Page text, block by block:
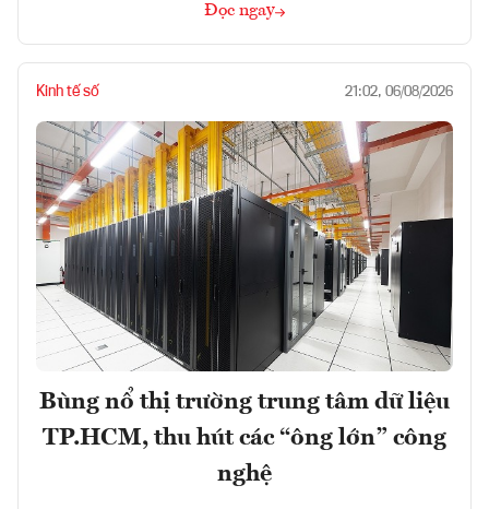
Đọc ngay
Kinh tế số 21:02, 06/08/2026
Bùng nổ thị trường trung tâm dữ liệu
TP.HCM, thu hút các “ông lớn” công
nghệ